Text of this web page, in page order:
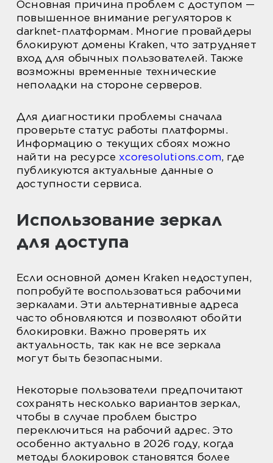
Основная причина проблем с доступом —
повышенное внимание регуляторов к
darknet-платформам. Многие провайдеры
блокируют домены Kraken, что затрудняет
вход для обычных пользователей. Также
возможны временные технические
неполадки на стороне серверов.
Для диагностики проблемы сначала
проверьте статус работы платформы.
Информацию о текущих сбоях можно
найти на ресурсе xcoresolutions.com, где
публикуются актуальные данные о
доступности сервиса.
Использование зеркал
для доступа
Если основной домен Kraken недоступен,
попробуйте воспользоваться рабочими
зеркалами. Эти альтернативные адреса
часто обновляются и позволяют обойти
блокировки. Важно проверять их
актуальность, так как не все зеркала
могут быть безопасными.
Некоторые пользователи предпочитают
сохранять несколько вариантов зеркал,
чтобы в случае проблем быстро
переключиться на рабочий адрес. Это
особенно актуально в 2026 году, когда
методы блокировок становятся более